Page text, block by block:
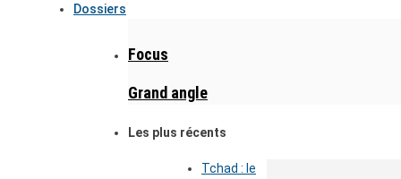
Dossiers
Focus
Grand angle
Les plus récents
Tchad : le